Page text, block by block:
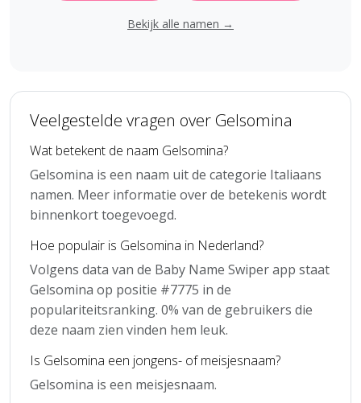
Bekijk alle namen →
Veelgestelde vragen over Gelsomina
Wat betekent de naam Gelsomina?
Gelsomina is een naam uit de categorie Italiaans
namen. Meer informatie over de betekenis wordt
binnenkort toegevoegd.
Hoe populair is Gelsomina in Nederland?
Volgens data van de Baby Name Swiper app staat
Gelsomina op positie #7775 in de
populariteitsranking. 0% van de gebruikers die
deze naam zien vinden hem leuk.
Is Gelsomina een jongens- of meisjesnaam?
Gelsomina is een meisjesnaam.